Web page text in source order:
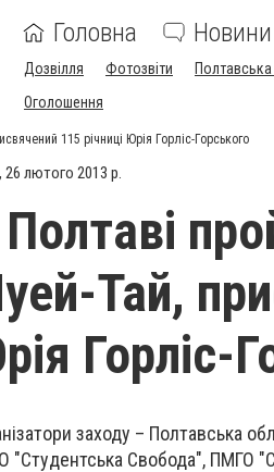
Головна Новини
Дозвілля Фотозвіти
Оголошення
115 річниці Юрія Горліс-Горського
26 лютого 2013 р.
Тай,
Горліс-
заходу – Полтавська
"Студентська Свобода", ПМГО